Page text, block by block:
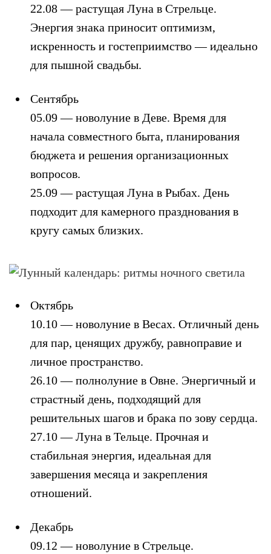
22.08 — растущая Луна в Стрельце.
Энергия знака приносит оптимизм,
искренность и гостеприимство — идеально
для пышной свадьбы.
Сентябрь
05.09 — новолуние в Деве. Время для
начала совместного быта, планирования
бюджета и решения организационных
вопросов.
25.09 — растущая Луна в Рыбах. День
подходит для камерного празднования в
кругу самых близких.
Октябрь
10.10 — новолуние в Весах. Отличный день
для пар, ценящих дружбу, равноправие и
личное пространство.
26.10 — полнолуние в Овне. Энергичный и
страстный день, подходящий для
решительных шагов и брака по зову сердца.
27.10 — Луна в Тельце. Прочная и
стабильная энергия, идеальная для
завершения месяца и закрепления
отношений.
Декабрь
09.12 — новолуние в Стрельце.